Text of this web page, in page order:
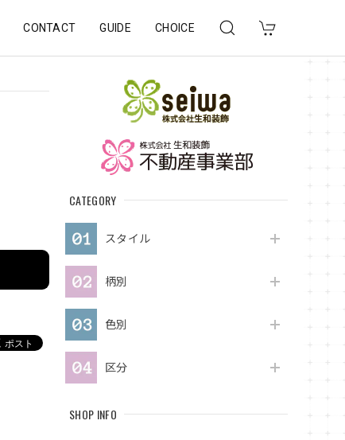
CONTACT GUIDE CHOICE
CATEGORY
スタイル
柄別
色別
区分
SHOP INFO